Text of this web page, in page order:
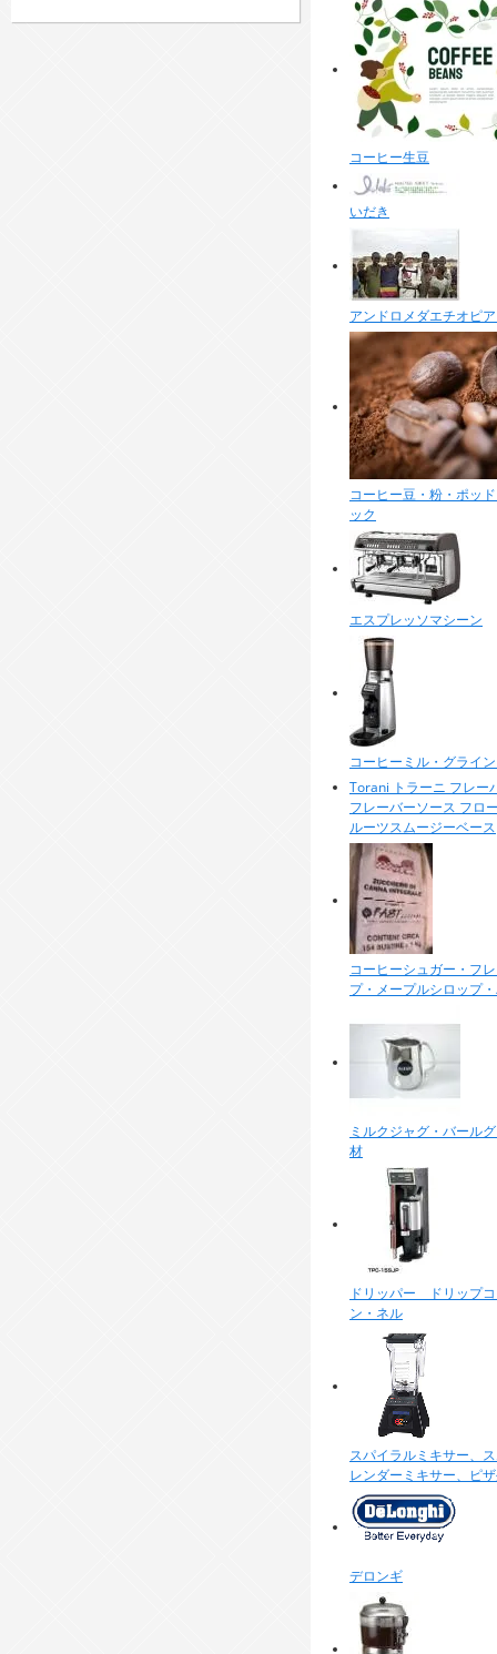
コーヒー生豆
いだき
アンドロメダエチオピ
コーヒー豆・粉・ポッ
ック
エスプレッソマシーン
コーヒーミル・グライ
Torani トラーニ フレー
フレーバーソース フロ
ルーツスムージーベース
コーヒーシュガー・フ
プ・メープルシロップ
ミルクジャグ・バール
材
ドリッパー ドリップ
ン・ネル
スパイラルミキサー、
レンダーミキサー、ピ
デロンギ